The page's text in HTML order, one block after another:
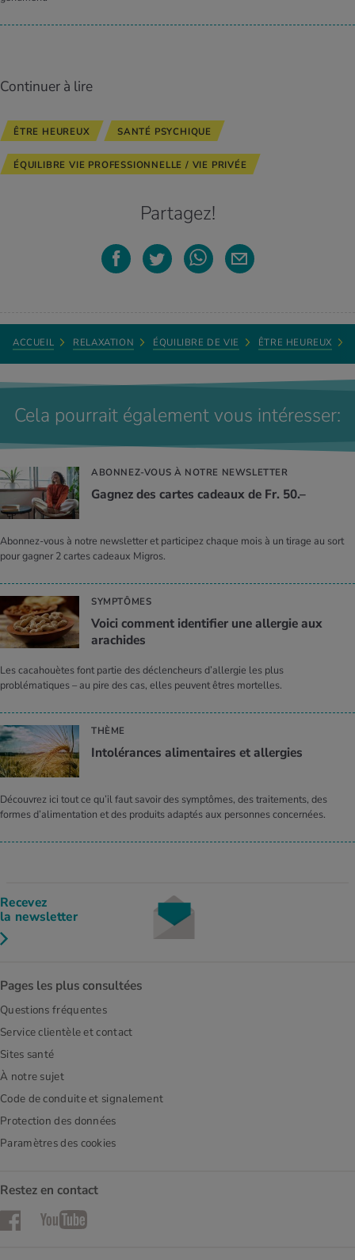
Continuer à lire
ÊTRE HEUREUX SANTÉ PSYCHIQUE
ÉQUILIBRE VIE PROFESSIONNELLE / VIE PRIVÉE
Partagez!
ACCUEIL RELAXATION ÉQUILIBRE DE VIE ÊTRE HEUREUX
Cela pourrait également vous intéresser:
ABONNEZ-VOUS À NOTRE NEWSLETTER
Gagnez des cartes cadeaux de Fr. 50.–
Abonnez-vous à notre newsletter et participez chaque mois à un tirage au sort
pour gagner 2 cartes cadeaux Migros.
SYMPTÔMES
Voici comment identifier une allergie aux
arachides
Les cacahouètes font partie des déclencheurs d’allergie les plus
problématiques – au pire des cas, elles peuvent êtres mortelles.
THÈME
Intolérances alimentaires et allergies
Découvrez ici tout ce qu’il faut savoir des symptômes, des traitements, des
formes d’alimentation et des produits adaptés aux personnes concernées.
Recevez
la newsletter
Pages les plus consultées
Questions fréquentes
Service clientèle et contact
Sites santé
À notre sujet
Code de conduite et signalement
Protection des données
Paramètres des cookies
Restez en contact
FacebookYouTube